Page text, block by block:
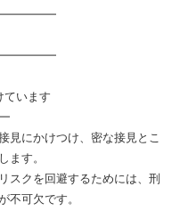
ています
見にかけつけ、密な接見とこ
ます。
スクを回避するためには、刑
不可欠です。